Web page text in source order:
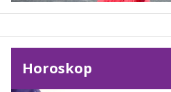
Horoskop